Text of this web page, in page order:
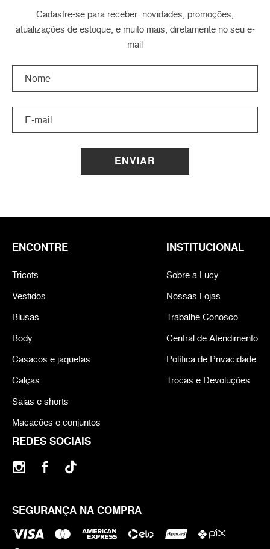
Cadastre-se para receber: novidades, promoções,
atualizações de estoque, e muito mais, diretamente no seu e-
mail
ENVIAR
REDES SOCIAIS
SEGURANÇA NA COMPRA
ENCONTRE
Tricots
Vestidos
Blusas
Body
Casacos e jaquetas
Calças
Saias e shorts
Macacões e conjuntos
INSTITUCIONAL
Sobre a Lucy
Nossas Lojas
Trabalhe Conosco
Central de Atendimento
Política de Privacidade
Trocas e Devoluções